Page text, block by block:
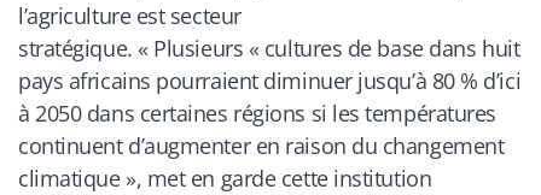
l’agriculture est secteur
stratégique.« Plusieurs « cultures de base dans huit
pays africains pourraient diminuer jusqu’à 80 % d’ici
à 2050 dans certaines régions si les températures
continuent d’augmenter en raison du changement
climatique », met en garde cette institution